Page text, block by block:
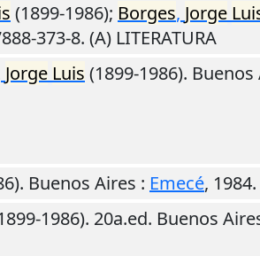
(1899-1986); Borges, Jorge
373-8. (A) LITERATURA
Jorge Luis (1899-1986). Buenos
Buenos Aires : Emecé, 1984.
1986). 20a.ed. Buenos